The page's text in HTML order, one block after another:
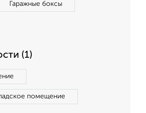
Гаражные боксы
(1)
помещение